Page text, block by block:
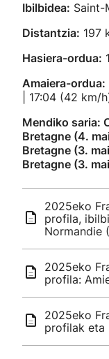
Ibilbidea: Saint-
Distantzia: 197
Hasiera-ordua:
Amaiera-ordua:
| 17:04 (42 km/
Mendiko saria:
Bretagne (4.
Bretagne (3.
Bretagne (3.
2025eko
profila,
Normandie
2025eko
profila:
2025eko
profilak eta